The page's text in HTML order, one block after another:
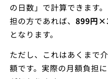
の日数」で計算できます
担の方であれば、 899円
となります。
ただし、これはあくまで
額です。実際の月額負担